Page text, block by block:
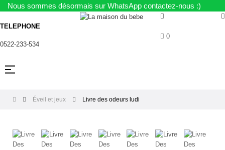
Nous sommes désormais sur WhatsApp contactez-nous :)
TELEPHONE
0522-233-534
0
Basculer
☰
Éveil et jeux Livre des odeurs ludi